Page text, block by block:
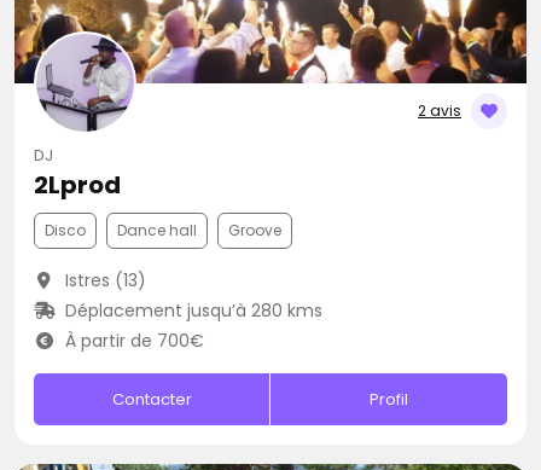
2 avis
DJ
2Lprod
Disco Dance hall Groove
Istres (13)
Déplacement jusqu’à 280 kms
À partir de 700€
Contacter Profil